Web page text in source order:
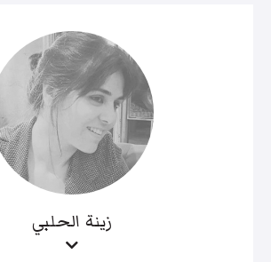
زينة الحلبي